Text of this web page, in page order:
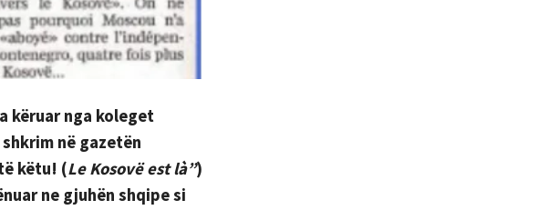
këruar nga koleget
në gazetën
këtu! (Le Kosovë est là”)
ne gjuhën shqipe si